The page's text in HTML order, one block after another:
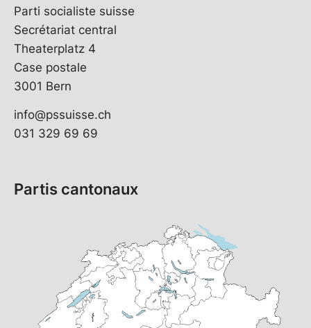
Parti socialiste suisse
Secrétariat central
Theaterplatz 4
Case postale
3001 Bern
info@pssuisse.ch
031 329 69 69
Partis cantonaux